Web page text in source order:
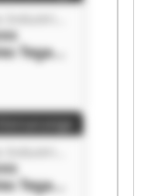
Tega
Tega
Kleinanzeige